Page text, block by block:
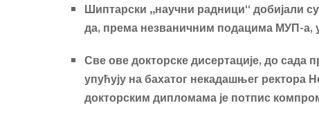
Шиптарски „научни радници“добијали
да, према незваничним подацима МУП-а,
Све ове докторске дисертације,досада
упућују на бахатогнекадашњегректора
докторскимдипломама је потпис